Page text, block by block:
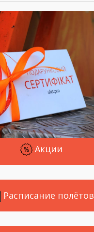
Акции
Расписание полётов